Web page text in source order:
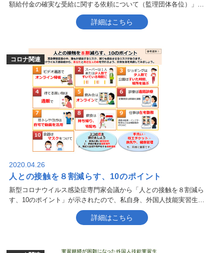
額給付金の確実な受給に関する依頼について（監理団体各位）」…
詳細はこちら
2020.04.26
人との接触を８割減らす、10のポイント
新型コロナウイルス感染症専門家会議から「人との接触を８割減ら
す、10のポイント」が示されたので、私自身、外国人技能実習生…
詳細はこちら
コロナ関連